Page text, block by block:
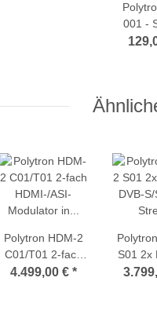
001 -
SV
Polytron HDM-2
C01/T01 2-fach
HDMI-/ASI-
4.499,00 € *
S01 2x
DVB-